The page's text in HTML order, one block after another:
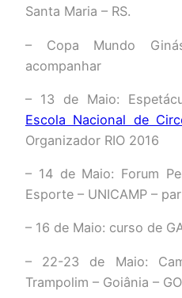
Santa Maria – RS.
– Copa Mundo
acompanhar
– 13 de Maio:
Escola Nacional de
Organizador RIO 2016
– 14 de Maio: Forum
Esporte – UNICAMP –
– 16 de Maio: curso de
– 22-23 de Maio:
Trampolim – Goiânia – GO